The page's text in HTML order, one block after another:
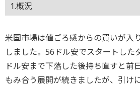
1.概況
米国市場は値ごろ感からの買いが入
しました。56ドル安でスタートした
ドル安まで下落した後持ち直すと前
もみ合う展開が続きましたが、引け